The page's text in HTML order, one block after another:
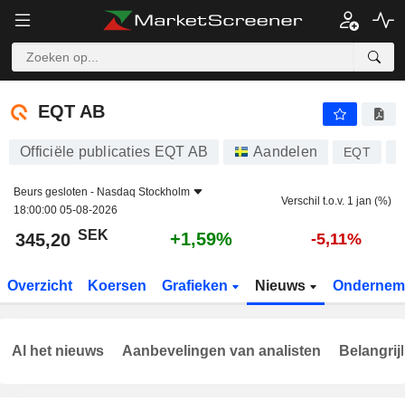
EQT AB
EQT AB
Officiële publicaties EQT AB Aandelen EQT
Beurs gesloten - Nasdaq Stockholm
18:00:00 05-08-2026
Verschil t.o.v. 1 jan (%)
345,20 SEK +1,59% -5,11%
Overzicht Koersen Grafieken Nieuws
Al het nieuws Aanbevelingen van analisten